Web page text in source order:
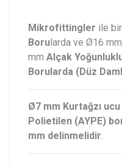
Mikrofittingler ile
Boru larda ve Ø16
mm Alçak
Borularda (Düz
Ø7 mm Kurtağzı
Polietilen (AYPE)
mm delinmelidir.